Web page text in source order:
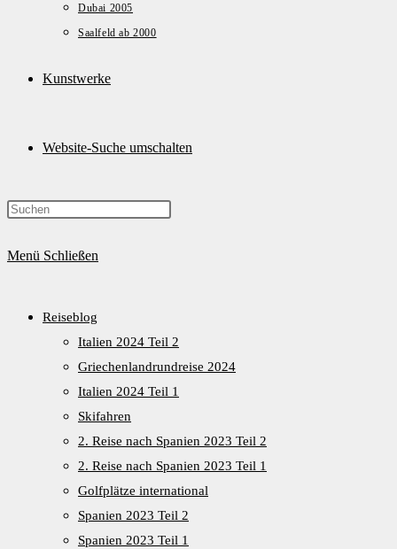
Dubai 2005
Saalfeld ab 2000
Kunstwerke
Website-Suche umschalten
Menü Schließen
Reiseblog
Italien 2024 Teil 2
Griechenlandrundreise 2024
Italien 2024 Teil 1
Skifahren
2. Reise nach Spanien 2023 Teil 2
2. Reise nach Spanien 2023 Teil 1
Golfplätze international
Spanien 2023 Teil 2
Spanien 2023 Teil 1